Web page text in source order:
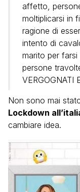
affetto,
moltiplicarsi in
ragione di
intento di
marito per farsi
persone
VERGOGNATI
Non sono mai
Lockdown
cambiare idea.